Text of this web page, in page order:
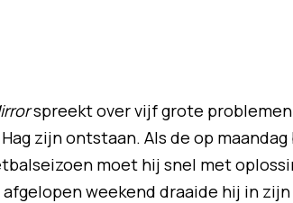
spreekt over vijf grote
zijn ontstaan. Als de op
moet hij snel met
weekend draaide hij in